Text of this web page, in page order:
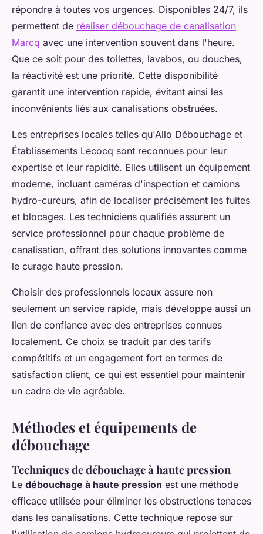
répondre à toutes vos urgences. Disponibles 24/7, ils
permettent de réaliser débouchage de canalisation
Marcq avec une intervention souvent dans l'heure.
Que ce soit pour des toilettes, lavabos, ou douches,
la réactivité est une priorité. Cette disponibilité
garantit une intervention rapide, évitant ainsi les
inconvénients liés aux canalisations obstruées.
Les entreprises locales telles qu'Allo Débouchage et
Établissements Lecocq sont reconnues pour leur
expertise et leur rapidité. Elles utilisent un équipement
moderne, incluant caméras d'inspection et camions
hydro-cureurs, afin de localiser précisément les fuites
et blocages. Les techniciens qualifiés assurent un
service professionnel pour chaque problème de
canalisation, offrant des solutions innovantes comme
le curage haute pression.
Choisir des professionnels locaux assure non
seulement un service rapide, mais développe aussi un
lien de confiance avec des entreprises connues
localement. Ce choix se traduit par des tarifs
compétitifs et un engagement fort en termes de
satisfaction client, ce qui est essentiel pour maintenir
un cadre de vie agréable.
Méthodes et équipements de
débouchage
Techniques de débouchage à haute pression
Le débouchage à haute pression est une méthode
efficace utilisée pour éliminer les obstructions tenaces
dans les canalisations. Cette technique repose sur